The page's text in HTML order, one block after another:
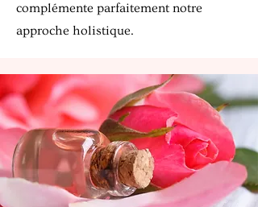
complémente parfaitement notre
approche holistique.